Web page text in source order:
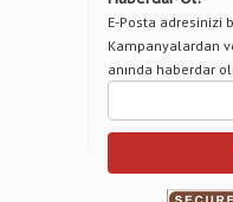
E-Posta adresinizi
Kampanyalardan
anında haberdar